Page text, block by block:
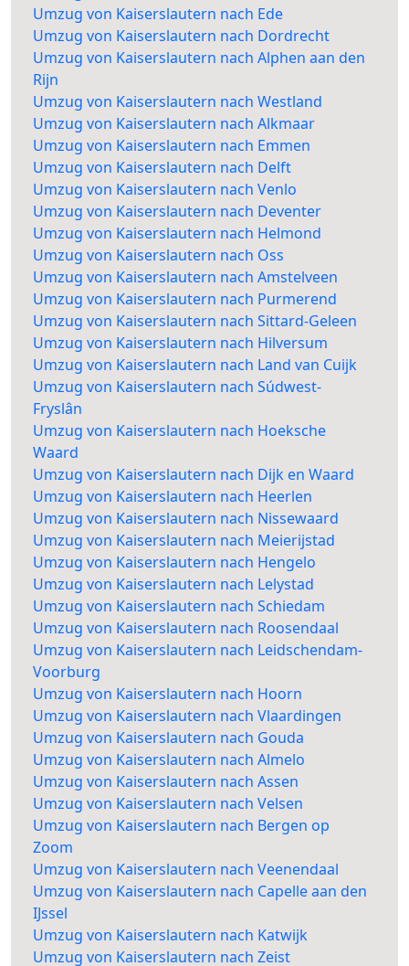
Umzug von Kaiserslautern nach Ede
Umzug von Kaiserslautern nach Dordrecht
Umzug von Kaiserslautern nach Alphen aan den
Rijn
Umzug von Kaiserslautern nach Westland
Umzug von Kaiserslautern nach Alkmaar
Umzug von Kaiserslautern nach Emmen
Umzug von Kaiserslautern nach Delft
Umzug von Kaiserslautern nach Venlo
Umzug von Kaiserslautern nach Deventer
Umzug von Kaiserslautern nach Helmond
Umzug von Kaiserslautern nach Oss
Umzug von Kaiserslautern nach Amstelveen
Umzug von Kaiserslautern nach Purmerend
Umzug von Kaiserslautern nach Sittard-Geleen
Umzug von Kaiserslautern nach Hilversum
Umzug von Kaiserslautern nach Land van Cuijk
Umzug von Kaiserslautern nach Súdwest-
Fryslân
Umzug von Kaiserslautern nach Hoeksche
Waard
Umzug von Kaiserslautern nach Dijk en Waard
Umzug von Kaiserslautern nach Heerlen
Umzug von Kaiserslautern nach Nissewaard
Umzug von Kaiserslautern nach Meierijstad
Umzug von Kaiserslautern nach Hengelo
Umzug von Kaiserslautern nach Lelystad
Umzug von Kaiserslautern nach Schiedam
Umzug von Kaiserslautern nach Roosendaal
Umzug von Kaiserslautern nach Leidschendam-
Voorburg
Umzug von Kaiserslautern nach Hoorn
Umzug von Kaiserslautern nach Vlaardingen
Umzug von Kaiserslautern nach Gouda
Umzug von Kaiserslautern nach Almelo
Umzug von Kaiserslautern nach Assen
Umzug von Kaiserslautern nach Velsen
Umzug von Kaiserslautern nach Bergen op
Zoom
Umzug von Kaiserslautern nach Veenendaal
Umzug von Kaiserslautern nach Capelle aan den
IJssel
Umzug von Kaiserslautern nach Katwijk
Umzug von Kaiserslautern nach Zeist